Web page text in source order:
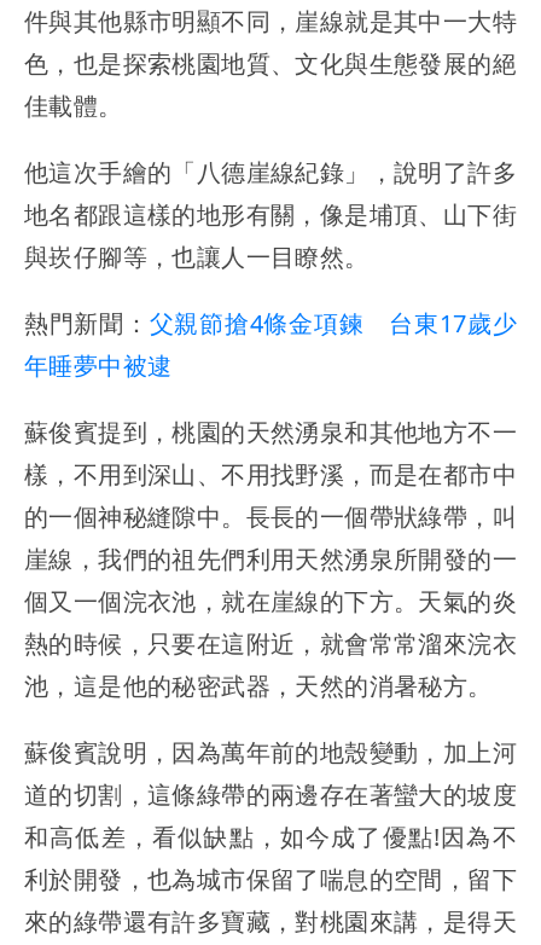
件與其他縣市明顯不同，崖線就是其中一大特
色，也是探索桃園地質、文化與生態發展的絕
佳載體。
他這次手繪的「八德崖線紀錄」，說明了許多
地名都跟這樣的地形有關，像是埔頂、山下街
與崁仔腳等，也讓人一目瞭然。
熱門新聞： 父親節搶4條金項鍊 台東17歲少
年睡夢中被逮
蘇俊賓提到，桃園的天然湧泉和其他地方不一
樣，不用到深山、不用找野溪，而是在都市中
的一個神秘縫隙中。長長的一個帶狀綠帶，叫
崖線，我們的祖先們利用天然湧泉所開發的一
個又一個浣衣池，就在崖線的下方。天氣的炎
熱的時候，只要在這附近，就會常常溜來浣衣
池，這是他的秘密武器，天然的消暑秘方。
蘇俊賓說明，因為萬年前的地殼變動，加上河
道的切割，這條綠帶的兩邊存在著蠻大的坡度
和高低差，看似缺點，如今成了優點!因為不
利於開發，也為城市保留了喘息的空間，留下
來的綠帶還有許多寶藏，對桃園來講，是得天